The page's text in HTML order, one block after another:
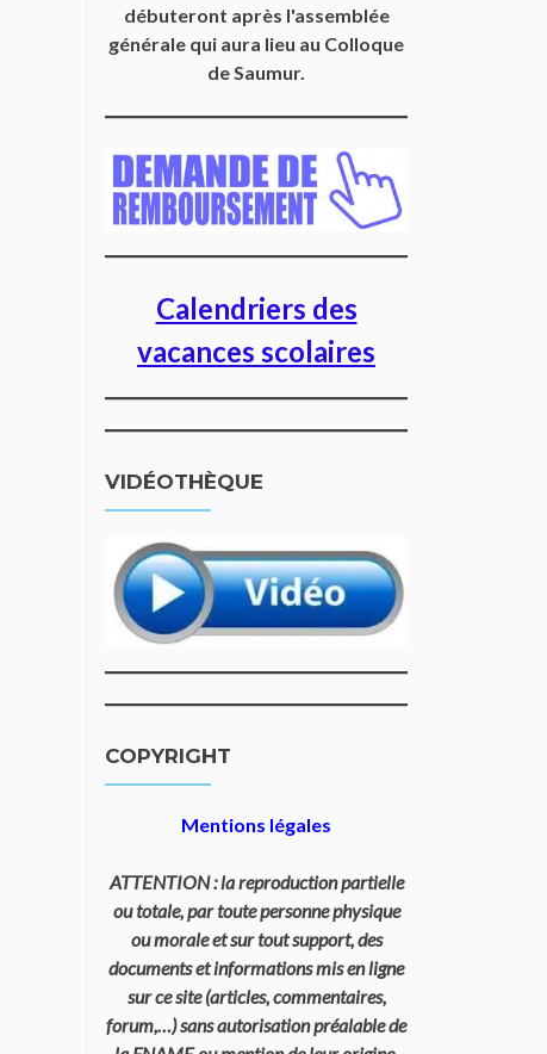
débuteront après l'assemblée
générale qui aura lieu au Colloque
de Saumur.
Calendriers des
vacances scolaires
VIDÉOTHÈQUE
COPYRIGHT
Mentions légales
ATTENTION : la reproduction partielle
ou totale, par toute personne physique
ou morale et sur tout support, des
documents et informations mis en ligne
sur ce site (articles, commentaires,
forum,…) sans autorisation préalable de